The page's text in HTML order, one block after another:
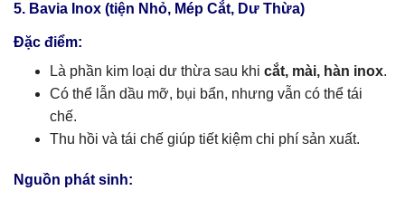
5. Bavia Inox (tiện Nhỏ, Mép Cắt, Dư Thừa)
Đặc điểm:
Là phần kim loại dư thừa sau khi cắt, mài, hàn inox.
Có thể lẫn dầu mỡ, bụi bẩn, nhưng vẫn có thể tái
chế.
Thu hồi và tái chế giúp tiết kiệm chi phí sản xuất.
Nguồn phát sinh: